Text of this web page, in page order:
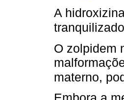
A
O zolpidem
materno,